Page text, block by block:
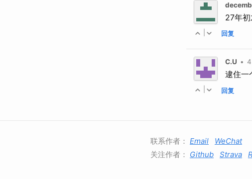
27年
回复
C.U •
逮住一
回复
联系作者： Email
WeChat
关注作者： Github Strava